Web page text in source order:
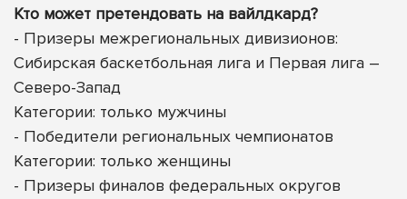
Кто может претендовать на вайлдкард?
- Призеры межрегиональных дивизионов:
Сибирская баскетбольная лига и Первая лига –
Северо-Запад
Категории: только мужчины
- Победители региональных чемпионатов
Категории: только женщины
- Призеры финалов федеральных округов